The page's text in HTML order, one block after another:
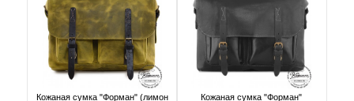
Кожаная сумка "Форман" (лимон
Кожаная сумка "Форман"